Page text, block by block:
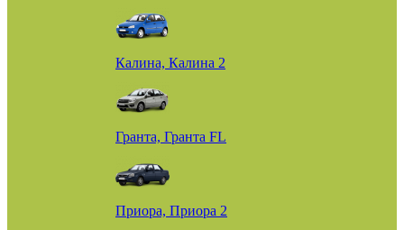
Калина, Калина 2
Гранта, Гранта FL
Приора, Приора 2